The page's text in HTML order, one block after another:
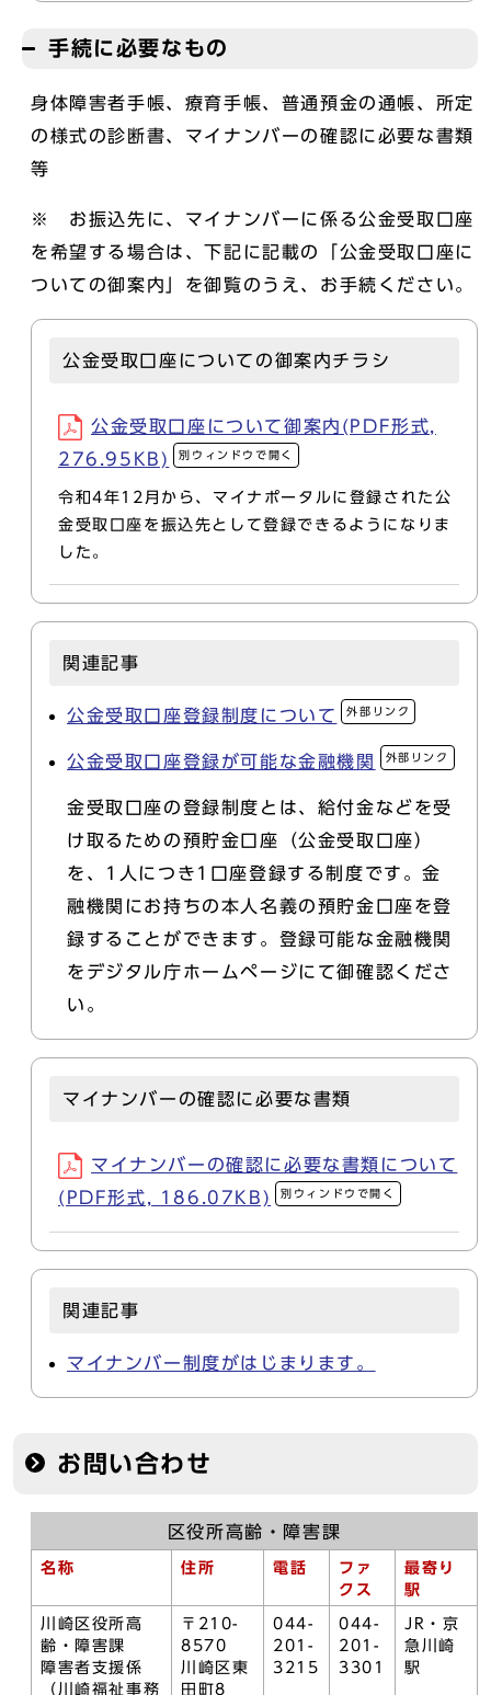
手続に必要なもの
身体障害者手帳、療育手帳、普通預金の通帳、所定
の様式の診断書、マイナンバーの確認に必要な書類
等
※ お振込先に、マイナンバーに係る公金受取口座
を希望する場合は、下記に記載の「公金受取口座に
ついての御案内」を御覧のうえ、お手続ください。
公金受取口座についての御案内チラシ
公金受取口座について御案内(PDF形式,
276.95KB)
別ウィンドウで開く
令和4年12月から、マイナポータルに登録された公
金受取口座を振込先として登録できるようになりま
した。
関連記事
公金受取口座登録制度について 外部リンク
公金受取口座登録が可能な金融機関 外部リンク
金受取口座の登録制度とは、給付金などを受
け取るための預貯金口座（公金受取口座）
を、1人につき1口座登録する制度です。金
融機関にお持ちの本人名義の預貯金口座を登
録することができます。登録可能な金融機関
をデジタル庁ホームページにて御確認くださ
い。
マイナンバーの確認に必要な書類
マイナンバーの確認に必要な書類について
(PDF形式, 186.07KB)
別ウィンドウで開く
関連記事
マイナンバー制度がはじまります。
お問い合わせ
区役所高齢・障害課
名称 住所 電話
ファ
クス
最寄り
駅
川崎区役所高
齢・障害課
障害者支援係
（川崎福祉事務
〒210-
8570
川崎区東
田町8
044-
201-
3215
044-
201-
3301
JR・京
急川崎
駅